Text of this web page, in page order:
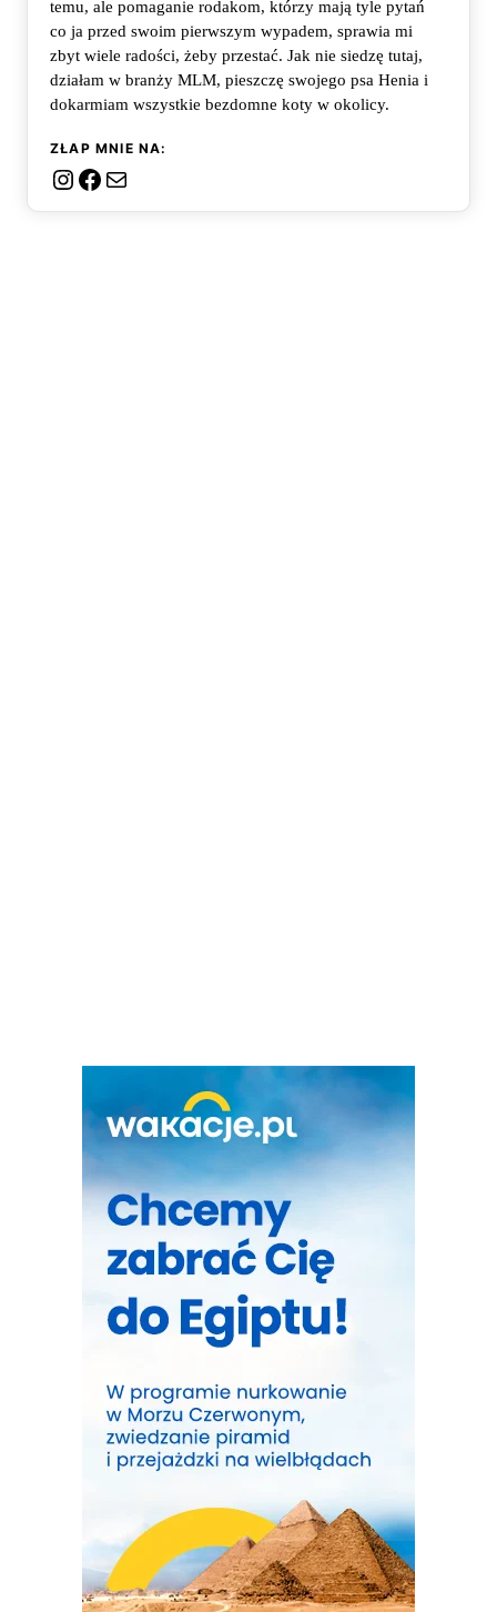
temu, ale pomaganie rodakom, którzy mają tyle pytań
co ja przed swoim pierwszym wypadem, sprawia mi
zbyt wiele radości, żeby przestać. Jak nie siedzę tutaj,
działam w branży MLM, pieszczę swojego psa Henia i
dokarmiam wszystkie bezdomne koty w okolicy.
ZŁAP MNIE NA:
Instagram
Facebook
Mail